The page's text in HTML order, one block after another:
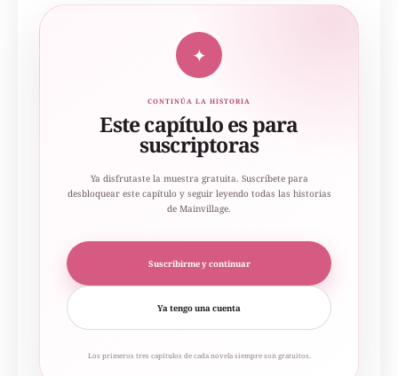
✦
CONTINÚA LA HISTORIA
Este capítulo es para
suscriptoras
Ya disfrutaste la muestra gratuita. Suscríbete para
desbloquear este capítulo y seguir leyendo todas las historias
de Mainvillage.
Suscribirme y continuar
Ya tengo una cuenta
Los primeros tres capítulos de cada novela siempre son gratuitos.